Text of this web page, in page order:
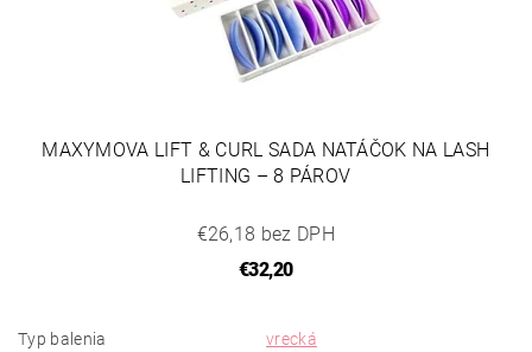
MAXYMOVA LIFT & CURL SADA NATÁČOK NA LASH
LIFTING – 8 PÁROV
€26,18 bez DPH
€32,20
Typ balenia
vrecká